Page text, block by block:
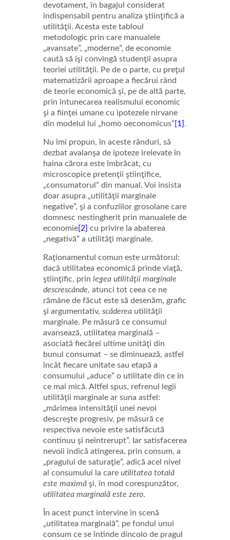
devotament, în bagajul considerat
indispensabil pentru analiza ştiinţifică a
utilităţii. Acesta este tabloul
metodologic prin care manualele
„avansate”, „moderne”, de economie
caută să îşi convingă studenţii asupra
teoriei utilităţii. Pe de o parte, cu preţul
matematizării aproape a fiecărui rând
de teorie economică şi, pe de altă parte,
prin întunecarea realismului economic
şi a fiinţei umane cu ipotezele nirvane
din modelul lui „homo oeconomicus”[1].
Nu îmi propun, în aceste rânduri, să
dezbat avalanşa de ipoteze irelevate în
haina cărora este îmbrăcat, cu
microscopice pretenţii ştiinţifice,
„consumatorul” din manual. Voi insista
doar asupra „utilităţii marginale
negative”, şi a confuziilor grosolane care
domnesc nestingherit prin manualele de
economie[2] cu privire la abaterea
„negativă” a utilităţi marginale.
Raţionamentul comun este următorul:
dacă utilitatea economică prinde viaţă,
ştiinţific, prin legea utilităţii marginale
descrescânde, atunci tot ceea ce ne
rămâne de făcut este să desenăm, grafic
şi argumentativ, scăderea utilităţii
marginale. Pe măsură ce consumul
avansează, utilitatea marginală –
asociată fiecărei ultime unităţi din
bunul consumat – se diminuează, astfel
încât fiecare unitate sau etapă a
consumului „aduce” o utilitate din ce în
ce mai mică. Altfel spus, refrenul legii
utilităţii marginale ar suna astfel:
„mărimea intensităţii unei nevoi
descreşte progresiv, pe măsură ce
respectiva nevoie este satisfăcută
continuu şi neîntrerupt”. Iar satisfacerea
nevoii indică atingerea, prin consum, a
„pragului de saturaţie”, adică acel nivel
al consumului la care utilitatea totală
este maximă şi, în mod corespunzător,
utilitatea marginală este zero.
În acest punct intervine în scenă
„utilitatea marginală”, pe fondul unui
consum ce se întinde dincolo de pragul